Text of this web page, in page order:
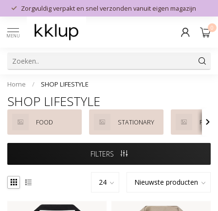
Zorgvuldig verpakt en snel verzonden vanuit eigen magazijn
MENU
0
Home / SHOP LIFESTYLE
SHOP LIFESTYLE
FOOD STATIONARY
FILTERS